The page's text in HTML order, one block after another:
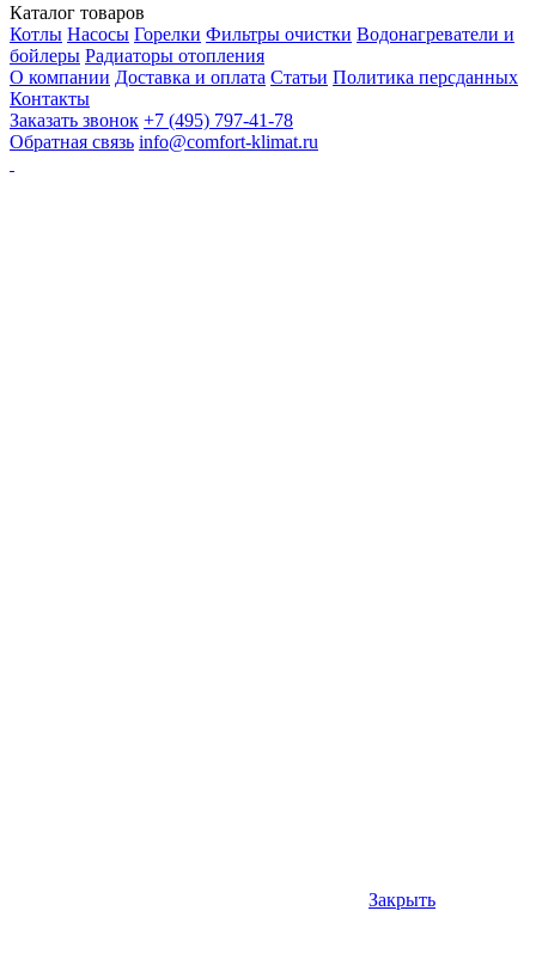
Каталог товаров
Котлы Насосы Горелки Фильтры очистки Водонагреватели и
бойлеры Радиаторы отопления
О компании Доставка и оплата Статьи Политика персданных
Контакты
Заказать звонок +7 (495) 797-41-78
Обратная связь info@comfort-klimat.ru
Закрыть